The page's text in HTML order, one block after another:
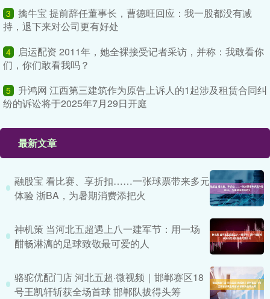
3
擒牛宝 提前辞任董事长，曹德旺回应：我一股都没有减
持，退下来对公司更有好处
4
启运配资 2011年，她全裸接受记者采访，并称：我敢看你
们，你们敢看我吗？
5
升鸿网 江西第三建筑作为原告上诉人的1起涉及租赁合同纠
纷的诉讼将于2025年7月29日开庭
最新文章
融股宝 看比赛、享折扣……一张球票带来多元
体验 浙BA，为暑期消费添把火
神机策 当河北五超遇上八一建军节：用一场
酣畅淋漓的足球致敬最可爱的人
骆驼优配门店 河北五超·微视频｜邯郸赛区18
号王凯轩斩获全场首球 邯郸队拔得头筹